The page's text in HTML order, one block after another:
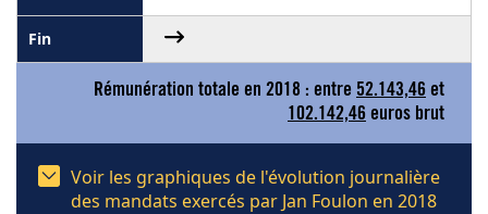
Rémunération totale en 2018 : entre 52.143,46 et
102.142,46 euros brut
Voir les graphiques de l'évolution journalière
des mandats exercés par Jan Foulon en 2018